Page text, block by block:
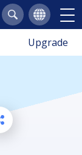
Upgrade